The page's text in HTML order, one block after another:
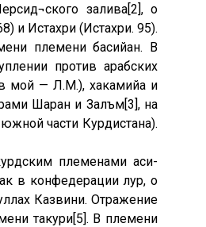
залива[2], о
и Истахри (Истахри. 95).
племени басийан. В
против арабских
мой — Л.М.), хакамийа и
Шаран и Залъм[3], на
части Курдистана).
племенами аси-
в конфедерации лур, о
Казвини. Отражение
такури[5]. В племени